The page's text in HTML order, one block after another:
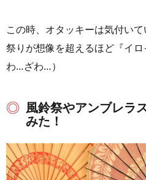
この時、オタッキーは気付い
祭りが想像を超えるほど『イ
わ…ざわ…）
風鈴祭やアンブレラ
みた！